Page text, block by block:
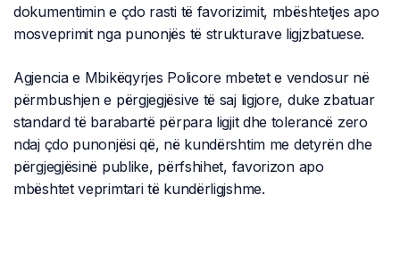
dokumentimin e çdo rasti të favorizimit, mbështetjes apo
mosveprimit nga punonjës të strukturave ligjzbatuese.
Agjencia e Mbikëqyrjes Policore mbetet e vendosur në
përmbushjen e përgjegjësive të saj ligjore, duke zbatuar
standard të barabartë përpara ligjit dhe tolerancë zero
ndaj çdo punonjësi që, në kundërshtim me detyrën dhe
përgjegjësinë publike, përfshihet, favorizon apo
mbështet veprimtari të kundërligjshme.